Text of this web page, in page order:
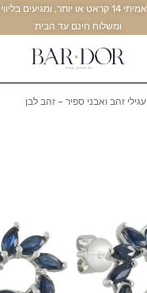
כל התכשיטים עשויים זהב אמיתי 14 קראט או
ומשלוח חינם עד הבית
עגילי זהב ואבני ספיר – זהב לבן